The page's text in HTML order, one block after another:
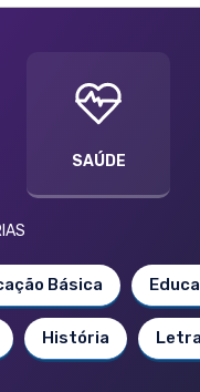
SAÚDE
Básica
História